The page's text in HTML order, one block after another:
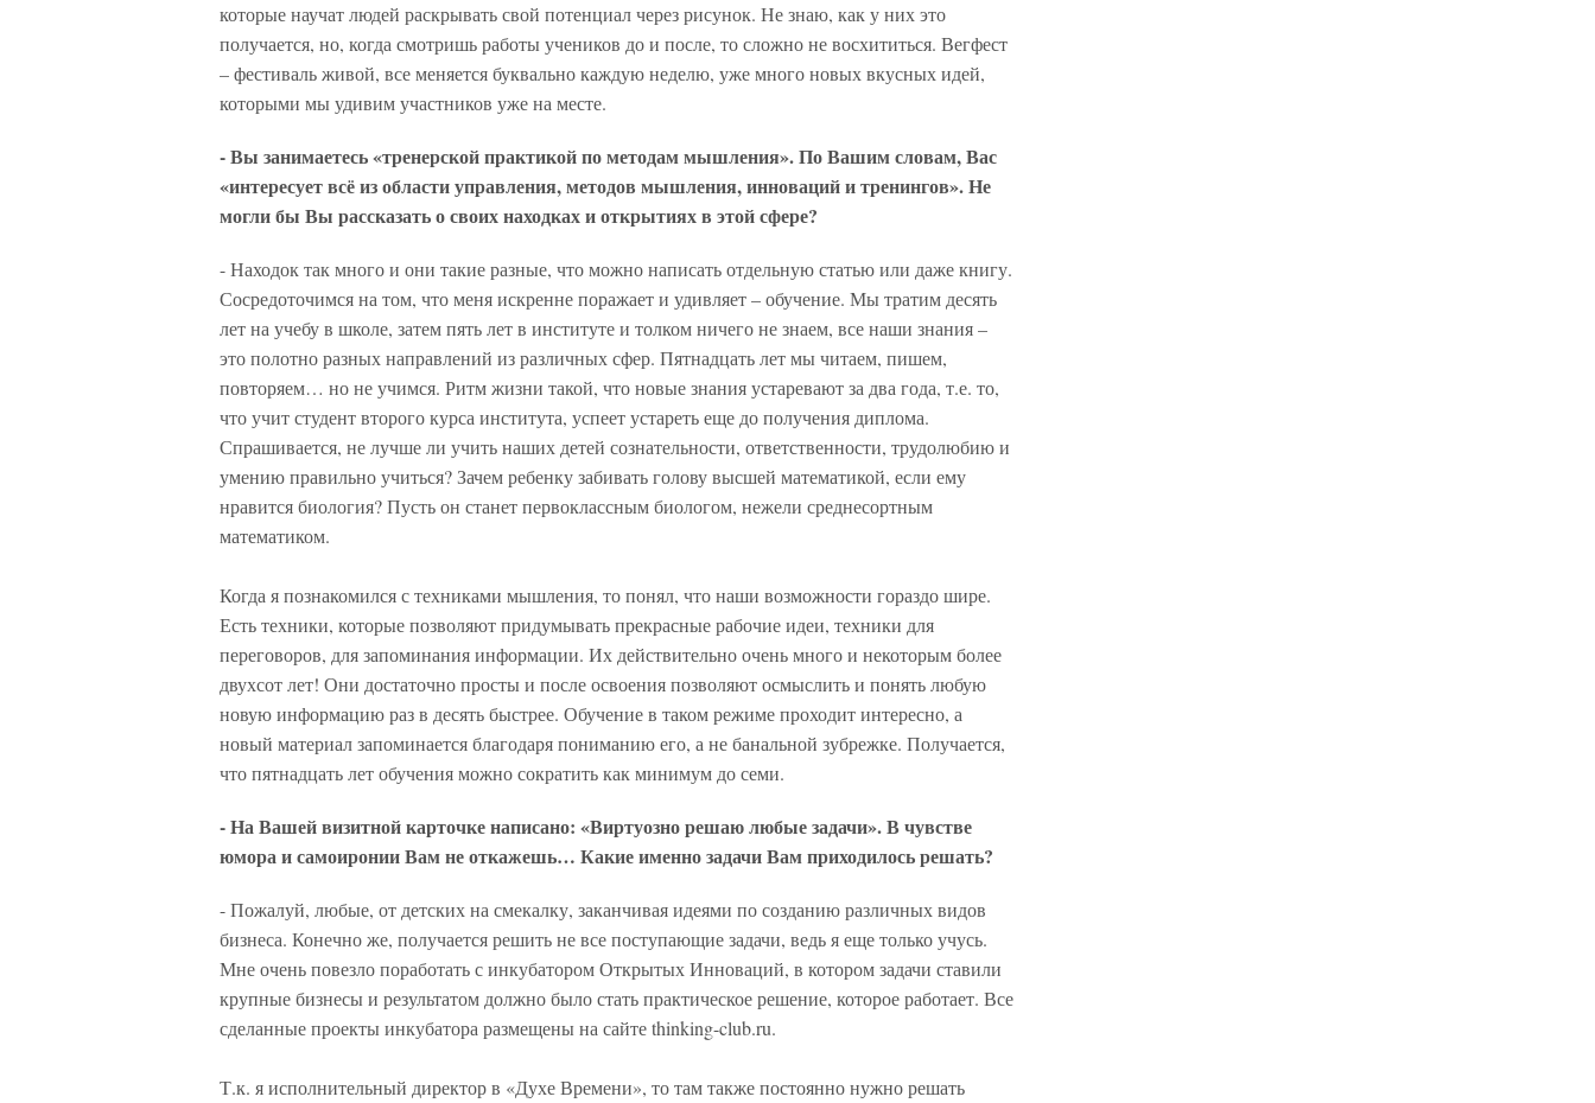
которые научат людей раскрывать свой потенциал через рисунок. Не знаю, как у них это
получается, но, когда смотришь работы учеников до и после, то сложно не восхититься. Вегфест
– фестиваль живой, все меняется буквально каждую неделю, уже много новых вкусных идей,
которыми мы удивим участников уже на месте.
- Вы занимаетесь «тренерской практикой по методам мышления». По Вашим словам, Вас
«интересует всё из области управления, методов мышления, инноваций и тренингов». Не
могли бы Вы рассказать о своих находках и открытиях в этой сфере?
- Находок так много и они такие разные, что можно написать отдельную статью или даже книгу.
Сосредоточимся на том, что меня искренне поражает и удивляет – обучение. Мы тратим десять
лет на учебу в школе, затем пять лет в институте и толком ничего не знаем, все наши знания –
это полотно разных направлений из различных сфер. Пятнадцать лет мы читаем, пишем,
повторяем… но не учимся. Ритм жизни такой, что новые знания устаревают за два года, т.е. то,
что учит студент второго курса института, успеет устареть еще до получения диплома.
Спрашивается, не лучше ли учить наших детей сознательности, ответственности, трудолюбию и
умению правильно учиться? Зачем ребенку забивать голову высшей математикой, если ему
нравится биология? Пусть он станет первоклассным биологом, нежели среднесортным
математиком.
Когда я познакомился с техниками мышления, то понял, что наши возможности гораздо шире.
Есть техники, которые позволяют придумывать прекрасные рабочие идеи, техники для
переговоров, для запоминания информации. Их действительно очень много и некоторым более
двухсот лет! Они достаточно просты и после освоения позволяют осмыслить и понять любую
новую информацию раз в десять быстрее. Обучение в таком режиме проходит интересно, а
новый материал запоминается благодаря пониманию его, а не банальной зубрежке. Получается,
что пятнадцать лет обучения можно сократить как минимум до семи.
- На Вашей визитной карточке написано: «Виртуозно решаю любые задачи». В чувстве
юмора и самоиронии Вам не откажешь… Какие именно задачи Вам приходилось решать?
- Пожалуй, любые, от детских на смекалку, заканчивая идеями по созданию различных видов
бизнеса. Конечно же, получается решить не все поступающие задачи, ведь я еще только учусь.
Мне очень повезло поработать с инкубатором Открытых Инноваций, в котором задачи ставили
крупные бизнесы и результатом должно было стать практическое решение, которое работает. Все
сделанные проекты инкубатора размещены на сайте thinking-club.ru.
Т.к. я исполнительный директор в «Духе Времени», то там также постоянно нужно решать